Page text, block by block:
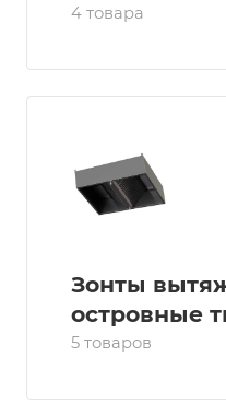
4 товара
Зонты
островные
5 товаров